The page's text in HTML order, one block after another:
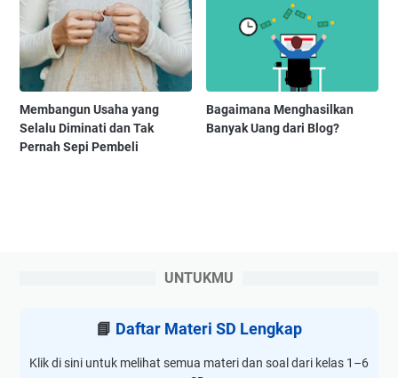
Membangun Usaha yang
Selalu Diminati dan Tak
Pernah Sepi Pembeli
Bagaimana Menghasilkan
Banyak Uang dari Blog?
UNTUKMU
📘 Daftar Materi SD Lengkap
Klik di sini untuk melihat semua materi dan soal dari kelas 1–6